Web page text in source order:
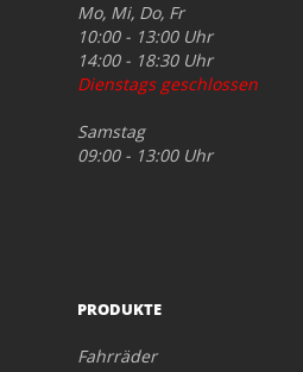
Mo, Mi, Do, Fr
10:00 - 13:00 Uhr
14:00 - 18:30 Uhr
Dienstags geschlossen
Samstag
09:00 - 13:00 Uhr
PRODUKTE
Fahrräder